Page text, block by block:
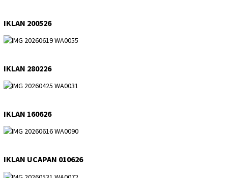
IKLAN 200526
IKLAN 280226
IKLAN 160626
IKLAN UCAPAN 010626